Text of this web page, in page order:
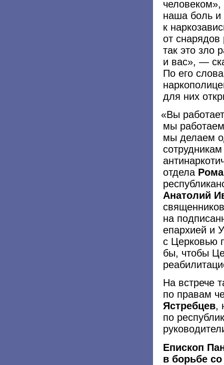
наша боль и
к
от снарядов
так это зло
и вас», —
По его
для них
«Вы
мы
мы делаем
отдела
Анатолий
на
епархией и
с Церковью
бы, чтобы
На встрече
по правам
Ястребцев,
по
Епископ
в борьбе со